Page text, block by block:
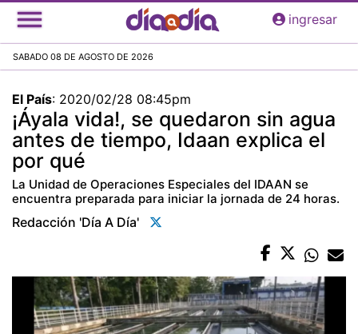
Pasar
al
principal
ingresar
SABADO 08 DE AGOSTO DE 2026
El País: 2020/02/28 08:45pm
¡Áyala vida!, se quedaron sin agua
antes de tiempo, Idaan explica el
por qué
La Unidad de Operaciones Especiales del IDAAN se
encuentra preparada para iniciar la jornada de 24 horas.
Redacción 'día A Día'